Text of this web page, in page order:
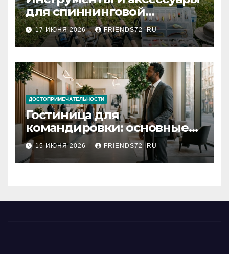
для спиннинговой
рыбалки: назначение и
типы
17 ИЮНЯ 2026 FRIENDS72_RU
ДОСТОПРИМЕЧАТЕЛЬНОСТИ
Гостиница для
командировки: основные
критерии выбора
15 ИЮНЯ 2026 FRIENDS72_RU